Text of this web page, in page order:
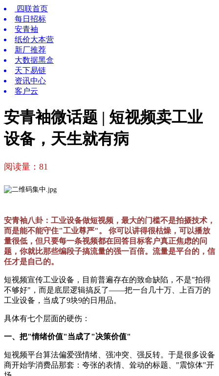
四联首页
每日招标
安青袖
纸价大本营
新厂推荐
大数据黑盒
天下易链
资讯中心
客户云
安青袖微话题 | 短视频卖工业
设备，天生就有病
阅读量： 81
安青袖八卦：工业设备做短视频，最大的门槛不是拍摄技术，
而是能不能守住"工业尊严"。 你可以讲得很枯燥，可以播放
量很低，但只要每一条视频都在回答目标客户真正焦虑的问
题，你就比那些编段子搞流量的强一百倍。流量是平台的，信
任才是自己的。
短视频宣传工业设备，目前普遍存在的致命缺陷，不是"拍得
不够好"，而是底层逻辑搞反了——把一台几十万、上百万的
工业设备，当成了9块9的日用品。
具体有七个层面的硬伤：
一、把"情绪价值"当成了"决策价值"
短视频平台算法偏爱强情绪、强冲突、强反转。于是很多设备
商开始学消费品那套：夸张的表情、耸动的标题、"震惊体"开